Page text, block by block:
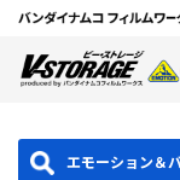
エモーション＆